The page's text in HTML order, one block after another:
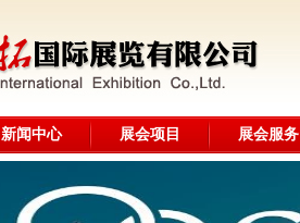
新闻中心 展会项目 展会服务